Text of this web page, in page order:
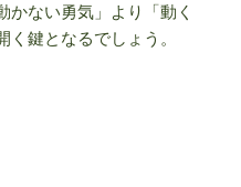
かない勇気」より「動く
鍵となるでしょう。